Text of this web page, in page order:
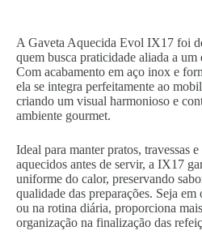
A Gaveta Aquecida Evol IX17 foi
quem busca praticidade aliada a um
Com acabamento em aço inox e
ela se integra perfeitamente ao
criando um visual harmonioso e
ambiente gourmet.
Ideal para manter pratos, travessas
aquecidos antes de servir, a IX17
uniforme do calor, preservando
qualidade das preparações. Seja em
ou na rotina diária, proporciona
organização na finalização das